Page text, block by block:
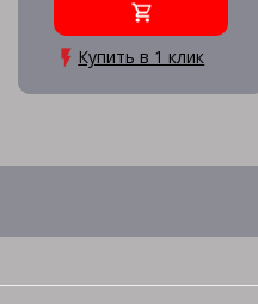
Купить в 1 клик